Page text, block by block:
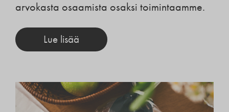
arvokasta osaamista osaksi toimintaamme.
Lue lisää